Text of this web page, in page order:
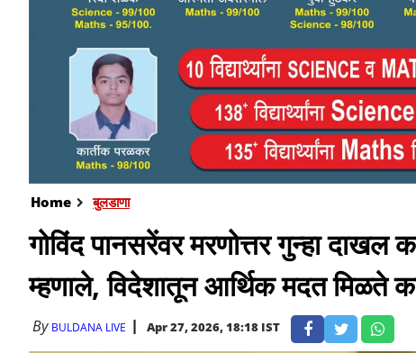
Home बुलडाणा
गोविंद पानसरेंवर मरणोत्तर गुन्हा
म्हणाले, विदेशातून आर्थिक मदत मिळते
By BULDANA LIVE Apr 27, 2026, 18:18 IST